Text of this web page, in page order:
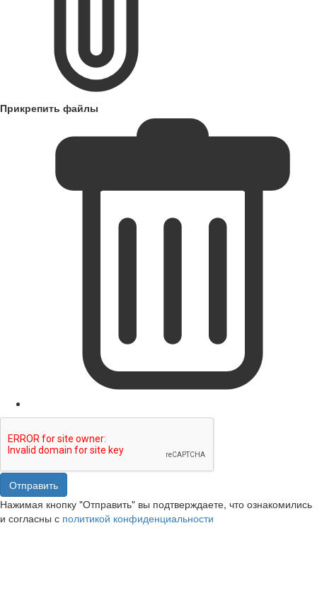
Прикрепить файлы
Отправить
Нажимая кнопку "Отправить" вы подтверждаете, что ознакомились
и согласны с политикой конфиденциальности